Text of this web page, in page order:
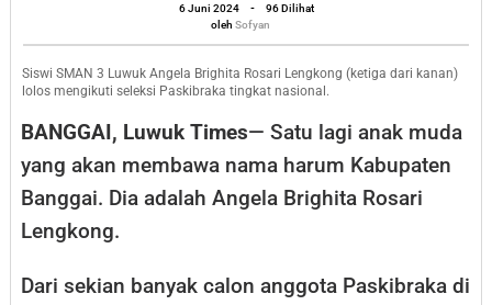
Brighita
Rosari
Lengkong
Seleksi
Paskibraka
Tingkat
6 Juni 2024
oleh
Sofyan
-
96 Dilihat
oleh Sofyan
Siswi SMAN 3 Luwuk Angela Brighita Rosari Lengkong (ketiga dari kanan)
lolos mengikuti seleksi Paskibraka tingkat nasional.
BANGGAI, Luwuk Times— Satu lagi anak muda
yang akan membawa nama harum Kabupaten
Banggai. Dia adalah Angela Brighita Rosari
Lengkong.
Dari sekian banyak calon anggota Paskibraka di